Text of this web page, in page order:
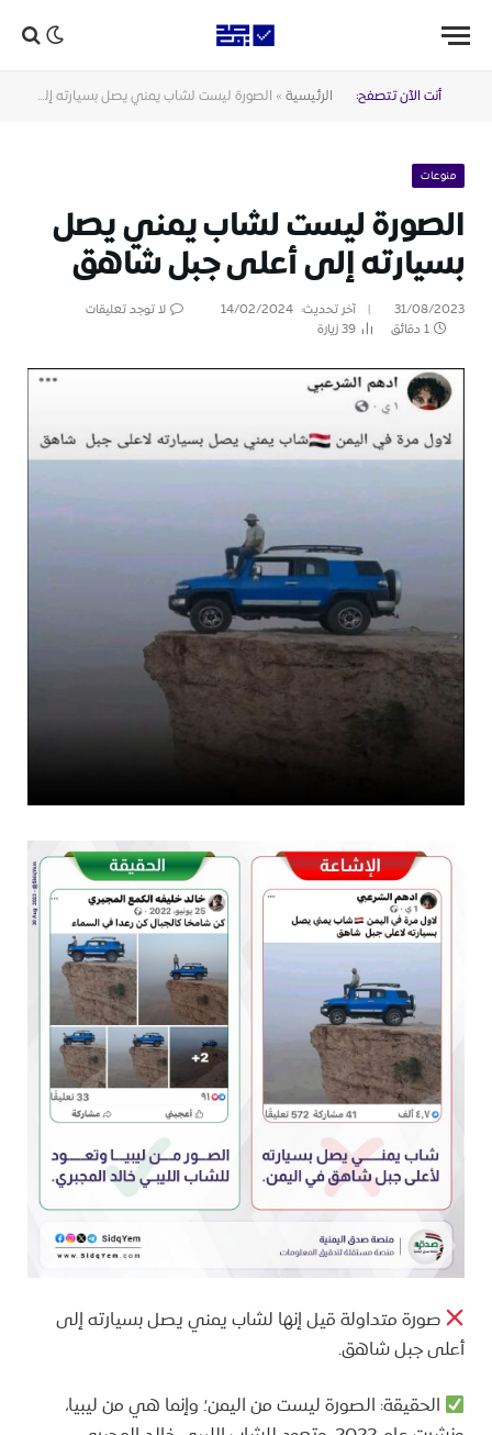
أنت الآن تتصفح: الرئيسية » الصورة ليست لشاب يمني يصل بسيارته إلى أعلى جبل شاهق
منوعات
الصورة ليست لشاب يمني يصل
بسيارته إلى أعلى جبل شاهق
31/08/2023 آخر تحديث: 14/02/2024
لا توجد تعليقات
1 دقائق
39زيارة
صورة متداولة قيل إنها لشاب يمني يصل بسيارته إلى
أعلى جبل شاهق.
الحقيقة: الصورة ليست من اليمن؛ وإنما هي من ليبيا،